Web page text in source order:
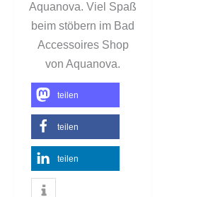
Aquanova. Viel Spaß
beim stöbern im Bad
Accessoires Shop
von Aquanova.
teilen
teilen
teilen